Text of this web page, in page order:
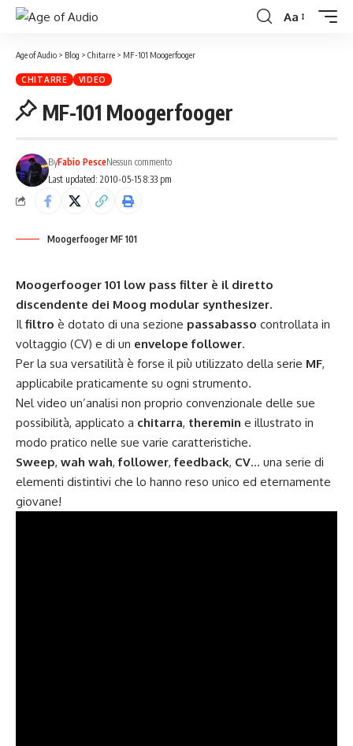
Aa
Age of Audio > Blog > Chitarre > MF-101 Moogerfooger
CHITARRE VIDEO
MF-101 Moogerfooger
Last updated: 2010-05-15 8:33 pm
ByFabio PesceNessun commento
Moogerfooger MF 101
Moogerfooger 101 low pass filter è il diretto
discendente dei Moog modular synthesizer.
Ilfiltro è dotato di una sezione passabasso controllata in
voltaggio (CV) e di un envelope follower.
Per la sua versatilità è forse il più utilizzato della serie MF,
applicabile praticamente su ogni strumento.
Nel video un’analisi non proprio convenzionale delle sue
possibilità, applicato a chitarra, theremin e illustrato in
modo pratico nelle sue varie caratteristiche.
Sweep, wah wah,follower,feedback, CV… una serie di
elementi distintivi che lo hanno reso unico ed eternamente
giovane!